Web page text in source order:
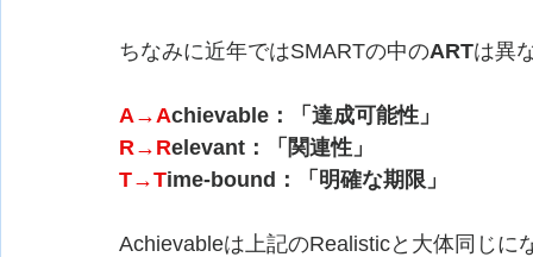
ちなみに近年ではSMARTの中のARTは異
A→Achievable：「達成可能性」
R→Relevant：「関連性」
T→Time-bound：「明確な期限」
Achievableは上記のRealisticと大体同じに